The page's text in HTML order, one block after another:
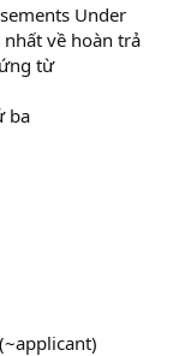
Under
nhất về hoàn trả
từ
ba